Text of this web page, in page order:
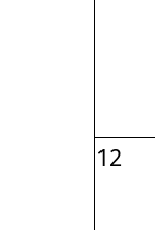
12